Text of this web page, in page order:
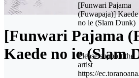
[Funwari Pajama
Kaede no ie (Slam
[Funwari Pajama
(Fuwapaja)] Kaede
no ie (Slam Dunk)
Please support the
artist
https://